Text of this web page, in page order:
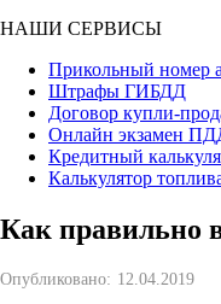
НАШИ СЕРВИСЫ
Прикольный номер
Штрафы ГИБДД
Договор купли-
Онлайн экзамен
Кредитный
Калькулятор
Как правильно
Опубликовано: 12.04.2019